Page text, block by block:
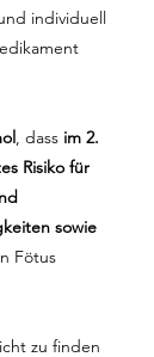
individuell
, dass im 2.
Risiko für
sowie
Fötus
zu finden